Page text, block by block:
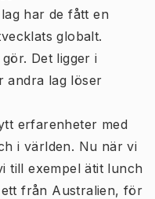
har de fått en
globalt.
Det ligger i
andra lag löser
erfarenheter med
i världen. Nu när vi
till exempel ätit lunch
från Australien, för